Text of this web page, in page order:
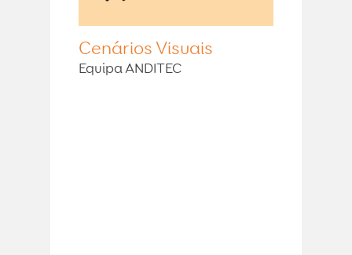
Cenários Visuais
Equipa ANDITEC